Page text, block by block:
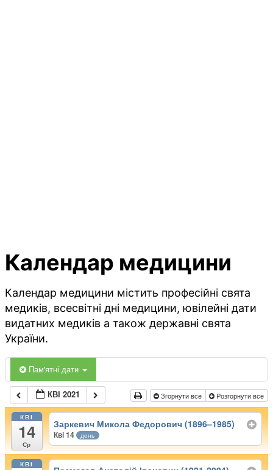
Календар медицини
Календар медицини містить професійні свята
медиків, всесвітні дні медицини, ювілейні дати
видатних медиків а також державні свята
України.
Пам'ятні дати
КВІ 2021 Згорнути все Розгорнути все
КВІ
14
Ср
Заркевич Микола Федорович (1896–1985)
Кві 14 день
КВІ